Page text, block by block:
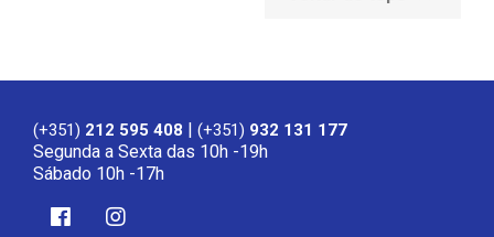
(+351) 212 595 408 | (+351) 932 131 177
Segunda a Sexta das 10h -19h
Sábado 10h -17h